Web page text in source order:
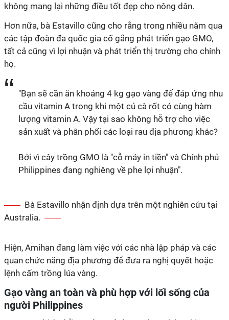
không mang lại những điều tốt đẹp cho nông dân.
Hơn nữa, bà Estavillo cũng cho rằng trong nhiều năm qua
các tập đoàn đa quốc gia cố gắng phát triển gạo GMO,
tất cả cũng vì lợi nhuận và phát triển thị trường cho chính
họ.
"Bạn sẽ cần ăn khoảng 4 kg gạo vàng để đáp ứng nhu
cầu vitamin A trong khi một củ cà rốt có cùng hàm
lượng vitamin A. Vậy tại sao không hỗ trợ cho việc
sản xuất và phân phối các loại rau địa phương khác?
Bởi vì cây trồng GMO là "cỗ máy in tiền" và Chính phủ
Philippines đang nghiêng về phe lợi nhuận".
Bà Estavillo nhận định dựa trên một nghiên cứu tại
Australia.
Hiện, Amihan đang làm việc với các nhà lập pháp và các
quan chức năng địa phương để đưa ra nghị quyết hoặc
lệnh cấm trồng lúa vàng.
Gạo vàng an toàn và phù hợp với lối sống của
người Philippines